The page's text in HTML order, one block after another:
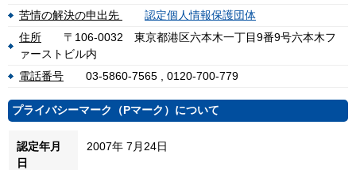
苦情の解決の申出先
認定個人情報保護団体
住所 〒106-0032 東京都港区六本木一丁目9番9号六本木フ
ァーストビル内
電話番号 03-5860-7565 , 0120-700-779
プライバシーマーク（Pマーク）について
認定年月
日
2007年 7月24日